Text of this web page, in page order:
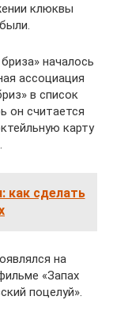
клюквы
началось
ассоциация
в список
он считается
карту
как сделать
на
«Запах
поцелуй».